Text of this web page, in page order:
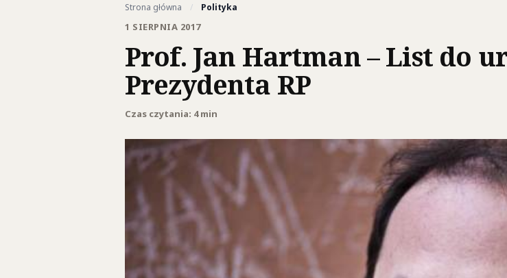
Strona główna / Polityka
1 SIERPNIA 2017
Prof. Jan Hartman – List do
Prezydenta RP
Czas czytania: 4 min